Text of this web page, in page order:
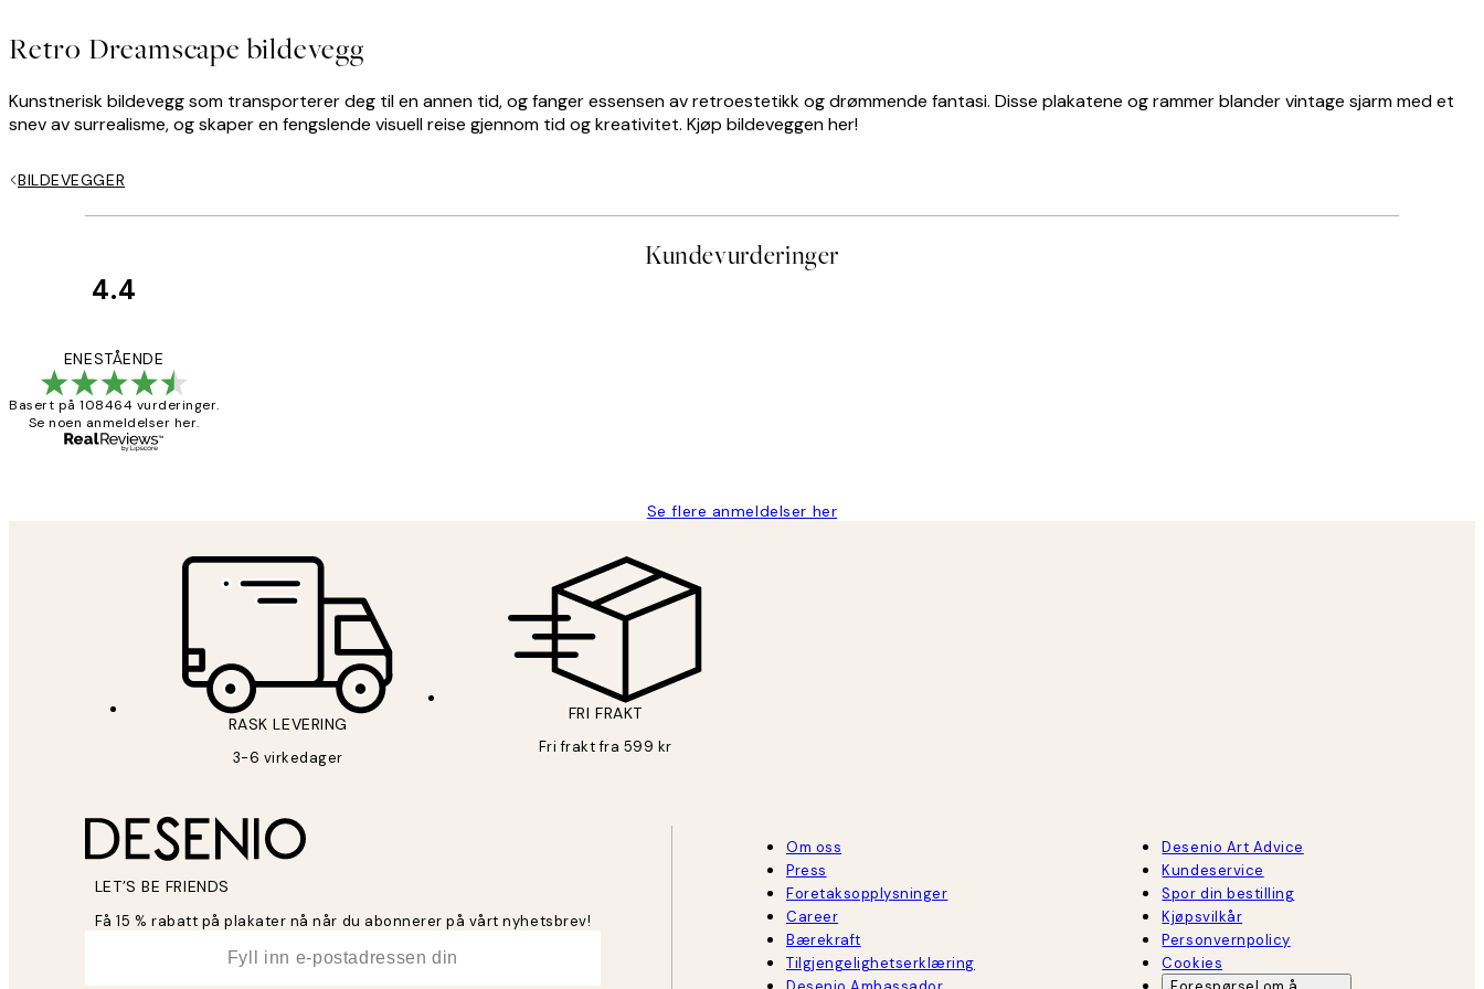
Retro Dreamscape bildevegg
Kunstnerisk bildevegg som transporterer deg til en annen tid, og fanger essensen av retroestetikk og drømmende fantasi. Disse plakatene og rammer blander vintage sjarm med et
snev av surrealisme, og skaper en fengslende visuell reise gjennom tid og kreativitet. Kjøp bildeveggen her!
BILDEVEGGER
Kundevurderinger
4.4
ENESTÅENDE
Basert på 108464 vurderinger.
Se noen anmeldelser her.
Se flere anmeldelser her
RASK LEVERING
3-6 virkedager
FRI FRAKT
Fri frakt fra 599 kr
LET’S BE FRIENDS
Få 15 % rabatt på plakater nå når du abonnerer på vårt nyhetsbrev!
Om oss
Press
Foretaksopplysninger
Career
Bærekraft
Tilgjengelighetserklæring
Desenio Art Advice
Kundeservice
Spor din bestilling
Kjøpsvilkår
Personvernpolicy
Cookies